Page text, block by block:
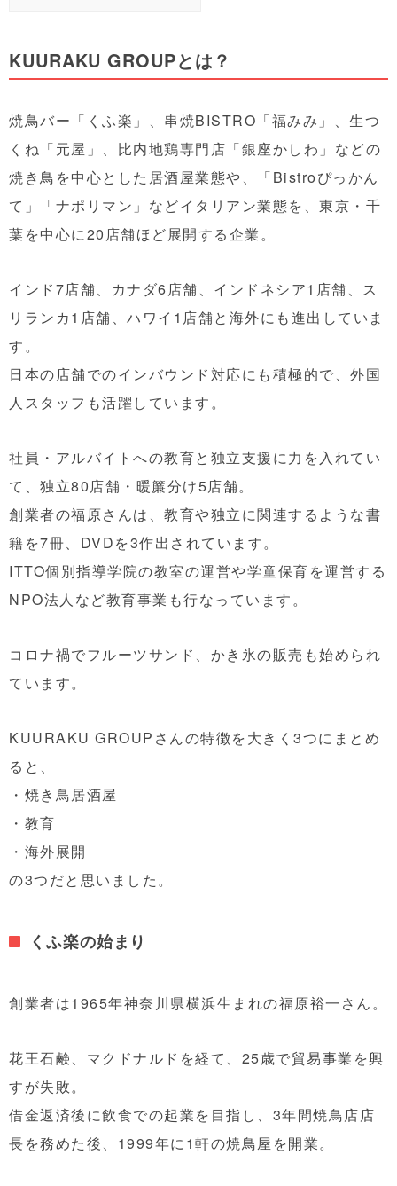
KUURAKU GROUPとは？
焼鳥バー「くふ楽」、串焼BISTRO「福みみ」、生つ
くね「元屋」、比内地鶏専門店「銀座かしわ」などの
焼き鳥を中心とした居酒屋業態や、「Bistroぴっかん
て」「ナポリマン」などイタリアン業態を、東京・千
葉を中心に20店舗ほど展開する企業。
インド7店舗、カナダ6店舗、インドネシア1店舗、ス
リランカ1店舗、ハワイ1店舗と海外にも進出していま
す。
日本の店舗でのインバウンド対応にも積極的で、外国
人スタッフも活躍しています。
社員・アルバイトへの教育と独立支援に力を入れてい
て、独立80店舗・暖簾分け5店舗。
創業者の福原さんは、教育や独立に関連するような書
籍を7冊、DVDを3作出されています。
ITTO個別指導学院の教室の運営や学童保育を運営する
NPO法人など教育事業も行なっています。
コロナ禍でフルーツサンド、かき氷の販売も始められ
ています。
KUURAKU GROUPさんの特徴を大きく3つにまとめ
ると、
・焼き鳥居酒屋
・教育
・海外展開
の3つだと思いました。
くふ楽の始まり
創業者は1965年神奈川県横浜生まれの福原裕一さん。
花王石鹸、マクドナルドを経て、25歳で貿易事業を興
すが失敗。
借金返済後に飲食での起業を目指し、3年間焼鳥店店
長を務めた後、1999年に1軒の焼鳥屋を開業。